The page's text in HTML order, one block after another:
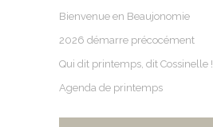
Bienvenue en Beaujonomie
2026 démarre précocément
Qui dit printemps, dit Cossinelle !
Agenda de printemps